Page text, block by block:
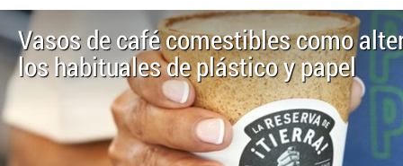
Vasos de café comestibles como
los habituales de plástico y papel